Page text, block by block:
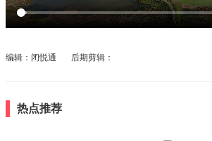
编辑：闭悦通 后期剪辑：
热点推荐